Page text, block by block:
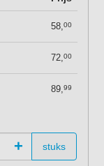
58,00
72,00
89,99
+ stuks